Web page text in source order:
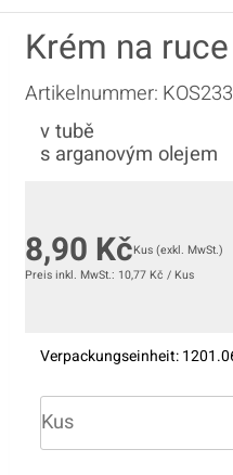
Krém na
Artikelnummer:
v tubě
s arganovým olejem
8,90 KčKus (exkl. MwSt.)
Preis inkl. MwSt.: 10,77 Kč / Kus
Verpackungseinheit:120